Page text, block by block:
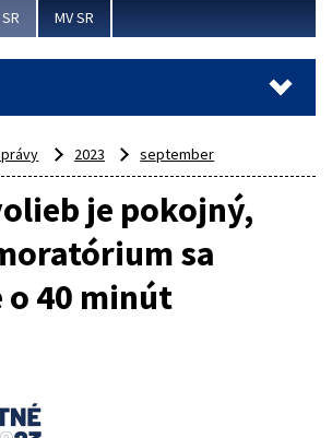
MV SR
2023 september
je pokojný,
sa
40 minút